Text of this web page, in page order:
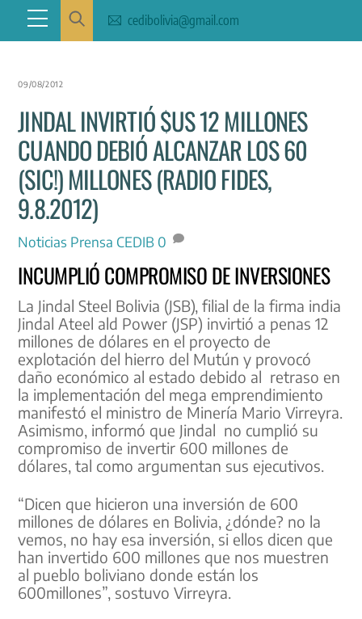
content
Menu cedibolivia@gmail.com
09/08/2012
JINDAL INVIRTIÓ $US 12 MILLONES
CUANDO DEBIÓ ALCANZAR LOS 60
(SIC!) MILLONES (RADIO FIDES,
9.8.2012)
Noticias Prensa CEDIB 0
INCUMPLIÓ COMPROMISO DE INVERSIONES
La Jindal Steel Bolivia (JSB), filial de la firma india
Jindal Ateel ald Power (JSP) invirtió a penas 12
millones de dólares en el proyecto de
explotación del hierro del Mutún y provocó
daño económico al estado debido al retraso en
la implementación del mega emprendimiento
manifestó el ministro de Minería Mario Virreyra.
Asimismo, informó que Jindal no cumplió su
compromiso de invertir 600 millones de
dólares, tal como argumentan sus ejecutivos.
“Dicen que hicieron una inversión de 600
millones de dólares en Bolivia, ¿dónde? no la
vemos, no hay esa inversión, si ellos dicen que
han invertido 600 millones que nos muestren
al pueblo boliviano donde están los
600millones”, sostuvo Virreyra.